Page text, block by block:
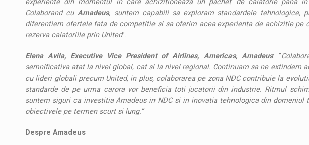
Colaborand cuAmadeus, suntem capabili sa exploram standardele tehnologice,
diferentiem ofertele fata de competitie si sa oferim acea experienta de achizitie pe
rezerva calatoriile prin United”.
Elena Avila, Executive Vice President of Airlines, Americas, Amadeus: ”
semnificativa atat la nivel global, cat si la nivel regional. Continuam sa ne extindem
cu lideri globali precum United, in plus, colaborarea pe zona NDC contribuie la
standarde de pe urma carora vor beneficia toti jucatorii din industrie. Ritmul
suntem siguri ca investitia Amadeus in NDC si in inovatia tehnologica din
obiectivele pe termen scurt si lung.”
Despre Amadeus